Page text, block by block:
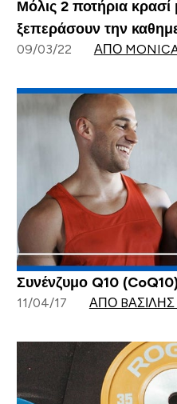
Μόλις 2 ποτήρια
ξεπεράσουν την
09/03/22 ΑΠΌ
Συνένζυμο Q10
11/04/17 ΑΠΌ